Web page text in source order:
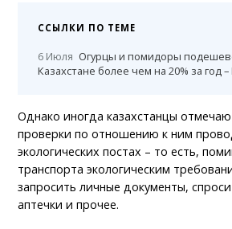
ССЫЛКИ ПО ТЕМЕ
6 Июля Огурцы и помидоры
Казахстане более чем на 20% за год
Однако иногда казахстанцы
проверки по отношению к ним
экологических постах – то есть,
транспорта экологическим
запросить личные документы,
аптечки и прочее.